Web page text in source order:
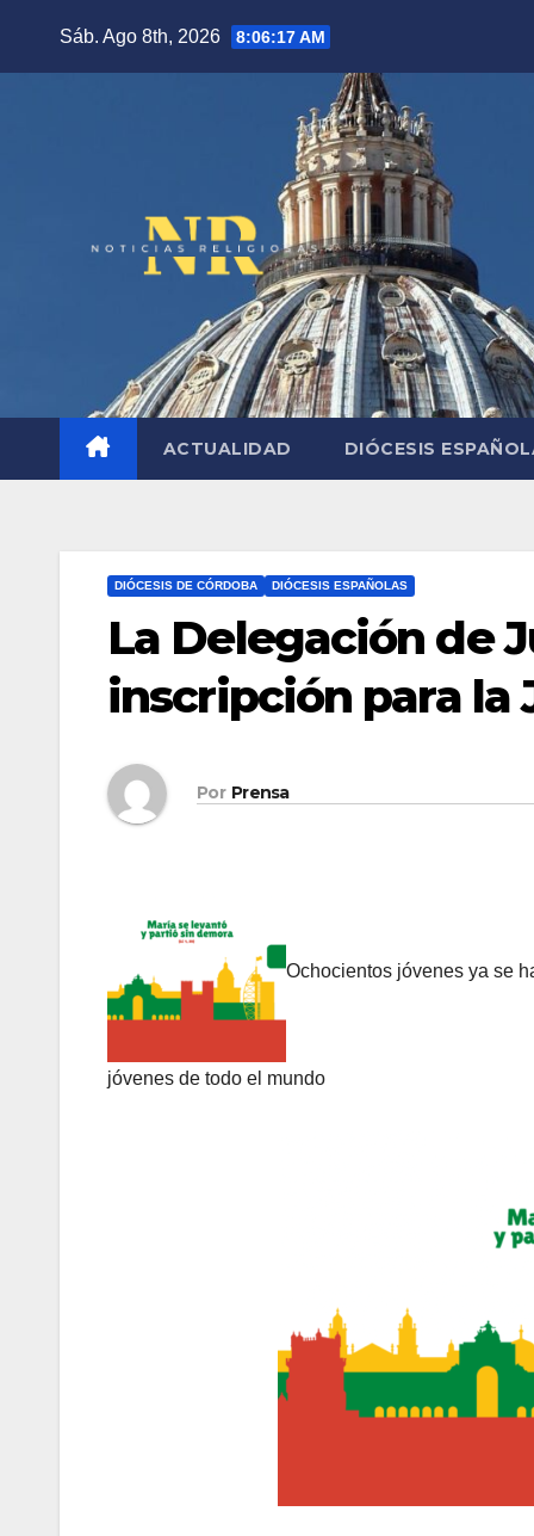
Sáb. Ago 8th, 2026 8:06:18 AM
ACTUALIDAD DIÓCESIS
DIÓCESIS DE CÓRDOBA DIÓCESIS ESPAÑOLAS
La Delegación de
inscripción para la
Por Prensa
Ochocientos jóvenes ya se
jóvenes de todo el mundo